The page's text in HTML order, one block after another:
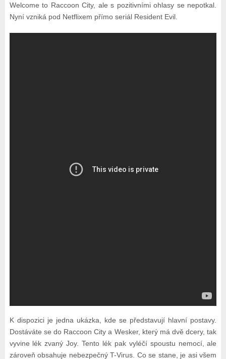
Welcome to Raccoon City, ale s pozitivními ohlasy se nepotkal.
Nyní vzniká pod Netflixem přímo seriál Resident Evil.
K dispozici je jedna ukázka, kde se představují hlavní postavy.
Dostáváte se do Raccoon City a Wesker, který má dvě dcery, tak
vyvine lék zvaný Joy. Tento lék pak vyléčí spoustu nemocí, ale
zároveň obsahuje nebezpečný T-Virus. Co se stane, je asi všem